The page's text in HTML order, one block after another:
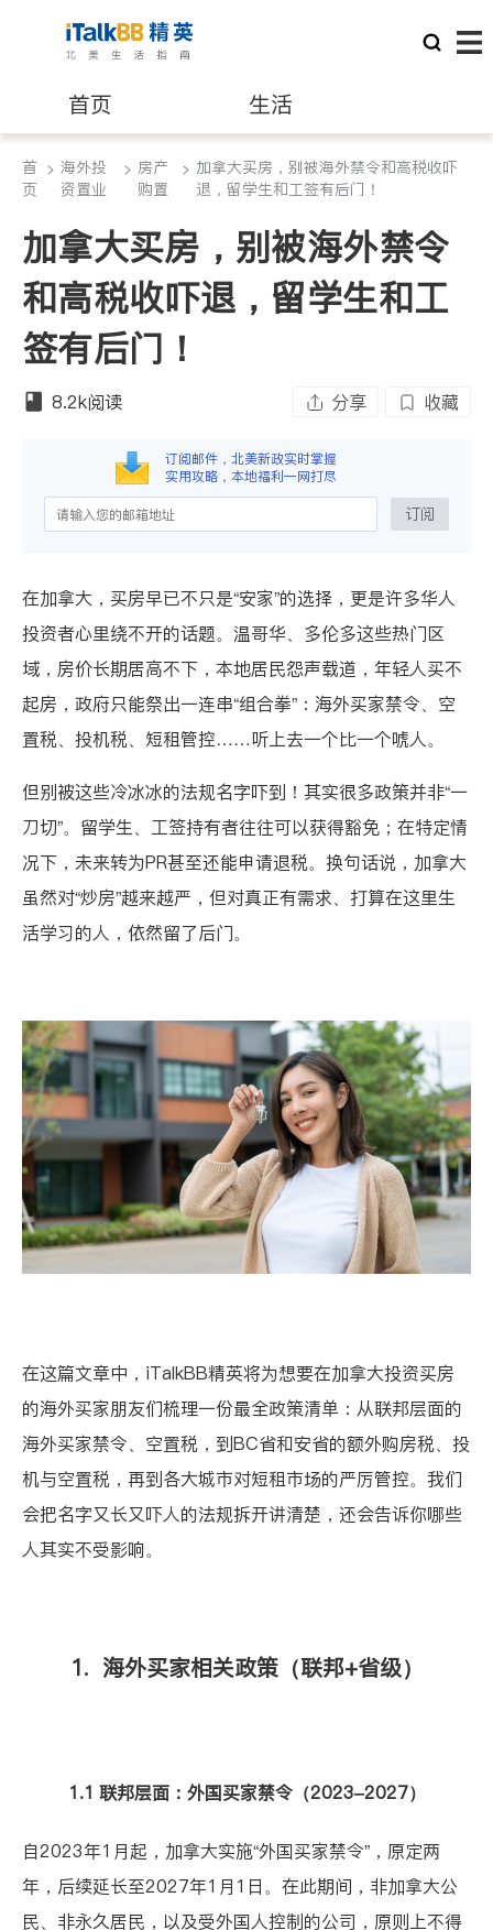
首页 生活
医生 律师
保险理财 房地产租售
银行贷款 会计师
首
页
> 海外投
资置业
> 房产
购置
> 加拿大买房，别被海外禁令和高税收吓
退，留学生和工签有后门！
加拿大买房，别被海外禁令
和高税收吓退，留学生和工
签有后门！
8.2k阅读 分享 收藏
订阅邮件，北美新政实时掌握
实用攻略，本地福利一网打尽
订阅
在加拿大，买房早已不只是“安家”的选择，更是许多华人
投资者心里绕不开的话题。温哥华、多伦多这些热门区
域，房价长期居高不下，本地居民怨声载道，年轻人买不
起房，政府只能祭出一连串“组合拳”：海外买家禁令、空
置税、投机税、短租管控……听上去一个比一个唬人。
但别被这些冷冰冰的法规名字吓到！其实很多政策并非“一
刀切”。留学生、工签持有者往往可以获得豁免；在特定情
况下，未来转为PR甚至还能申请退税。换句话说，加拿大
虽然对“炒房”越来越严，但对真正有需求、打算在这里生
活学习的人，依然留了后门。
在这篇文章中，iTalkBB精英将为想要在加拿大投资买房
的海外买家朋友们梳理一份最全政策清单：从联邦层面的
海外买家禁令、空置税，到BC省和安省的额外购房税、投
机与空置税，再到各大城市对短租市场的严厉管控。我们
会把名字又长又吓人的法规拆开讲清楚，还会告诉你哪些
人其实不受影响。
1. 海外买家相关政策（联邦+省级）
1.1 联邦层面：外国买家禁令（2023–2027）
自2023年1月起，加拿大实施“外国买家禁令” ，原定两
年，后续延长至2027年1月1日。在此期间，非加拿大公
民、非永久居民，以及受外国人控制的公司，原则上不得